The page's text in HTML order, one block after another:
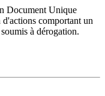
Document Unique
comportant un
à dérogation.